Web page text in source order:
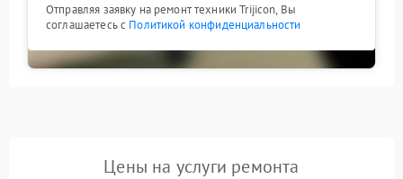
Отправляя заявку на ремонт техники Trijicon, Вы
соглашаетесь с Политикой конфиденциальности
Цены на услуги ремонта